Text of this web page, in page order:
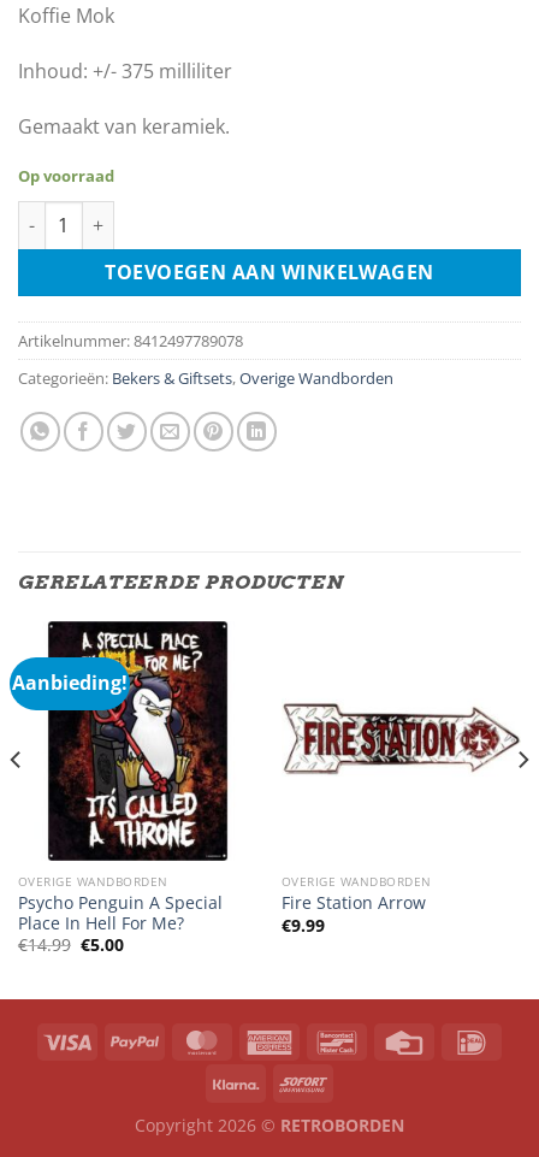
Koffie Mok
Inhoud: +/- 375 milliliter
Gemaakt van keramiek.
Op voorraad
Disney Mug - Stitch 3D aantal
TOEVOEGEN AAN WINKELWAGEN
Artikelnummer:8412497789078
Categorieën: Bekers & Giftsets,Overige Wandborden
GERELATEERDE PRODUCTEN
Aanbieding!
OVERIGE WANDBORDEN
Psycho Penguin A Special
Place In Hell For Me?
€14.99 Oorspronkelijke
prijs
€5.00Huidige
prijs
OVERIGE WANDBORDEN
Fire Station Arrow
€9.99
Copyright 2026 © RETROBORDEN